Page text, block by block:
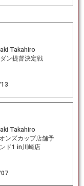
Takahiro
ン提督決定戦
Takahiro
ンズカップ店舗予
ド1 in川崎店